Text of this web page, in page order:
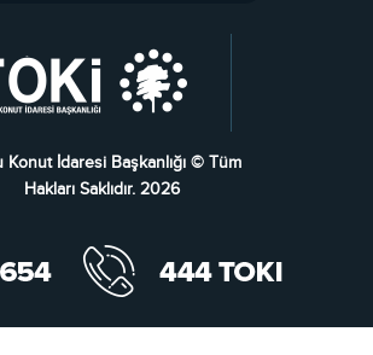
Konut İdaresi Başkanlığı © Tüm
Hakları Saklıdır. 2026